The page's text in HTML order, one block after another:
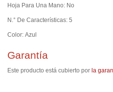
Hoja Para Una Mano: No
N.° De Características: 5
Color: Azul
Garantía
Este producto está cubierto por la